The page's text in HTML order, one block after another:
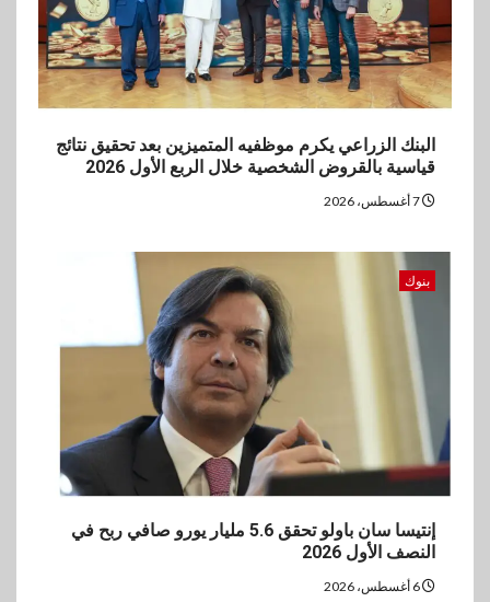
البنك الزراعي يكرم موظفيه المتميزين بعد تحقيق نتائج
قياسية بالقروض الشخصية خلال الربع الأول 2026
بنوك
إنتيسا سان باولو تحقق 5.6 مليار يورو صافي ربح في
النصف الأول 2026